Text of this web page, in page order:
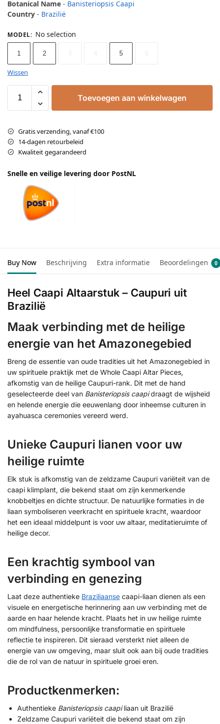
Botanical Name - Banisteriopsis Caapi
Country - Brazilië
MODEL: No selection
1 2 5
Wissen
Toevoegen aan winkelwagen
Gratis verzending, vanaf €100
14-dagen retourbeleid
Kwaliteit gegarandeerd
Snelle en veilige levering door PostNL
Buy Now Beschrijving Extra informatie Beoordelingen 0
Heel Caapi Altaarstuk – Caupuri uit
Brazilië
Maak verbinding met de heilige
energie van het Amazonegebied
Breng de essentie van oude tradities uit het Amazonegebied in
uw spirituele praktijk met de Whole Caapi Altar Pieces,
afkomstig van de heilige Caupuri-rank. Dit met de hand
geselecteerde deel van Banisteriopsis caapidraagt de wijsheid
en helende energie die eeuwenlang door inheemse culturen in
ayahuasca ceremonies vereerd werd.
Unieke Caupuri lianen voor uw
heilige ruimte
Elk stuk is afkomstig van de zeldzame Caupuri variëteit van de
caapi klimplant, die bekend staat om zijn kenmerkende
knobbeltjes en dichte structuur. De natuurlijke formaties in de
liaan symboliseren veerkracht en spirituele kracht, waardoor
het een ideaal middelpunt is voor uw altaar, meditatieruimte of
heilige decor.
Een krachtig symbool van
verbinding en genezing
Laat deze authentieke Braziliaanse caapi-liaan dienen als een
visuele en energetische herinnering aan uw verbinding met de
aarde en haar helende kracht. Plaats het in uw heilige ruimte
om mindfulness, persoonlijke transformatie en spirituele
reflectie te inspireren. Dit sieraad versterkt niet alleen de
energie van uw omgeving, maar sluit ook aan bij oude tradities
die de rol van de natuur in spirituele groei eren.
Productkenmerken:
Authentieke Banisteriopsis caapiliaan uit Brazilië
Zeldzame Caupuri variëteit die bekend staat om zijn